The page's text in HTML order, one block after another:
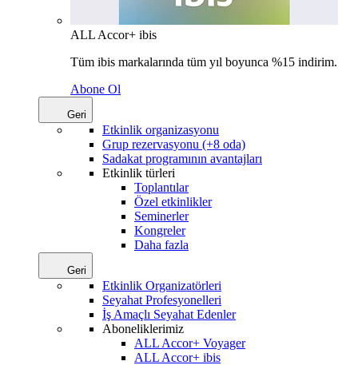
ALL Accor+ ibis
Tüm ibis markalarında tüm yıl boyunca %15 indirim.
Abone Ol
Geri
Etkinlik organizasyonu
Grup rezervasyonu (+8 oda)
Sadakat programının avantajları
Etkinlik türleri
Toplantılar
Özel etkinlikler
Seminerler
Kongreler
Daha fazla
Geri
Etkinlik Organizatörleri
Seyahat Profesyonelleri
İş Amaçlı Seyahat Edenler
Aboneliklerimiz
ALL Accor+ Voyager
ALL Accor+ ibis